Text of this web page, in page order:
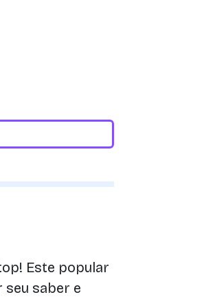
Este popular
seu saber e